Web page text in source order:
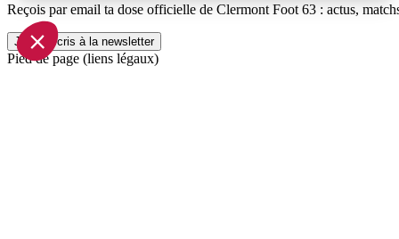
Axeptio consent
Plateforme de Gestion du Consentement : Personnalisez
Notre plateforme vous permet d'adapter et de gérer vos
Reçois par email ta dose officielle de Clermont Foot 63 : actus,
Je m'inscris à la newsletter
Pied de page (liens légaux)